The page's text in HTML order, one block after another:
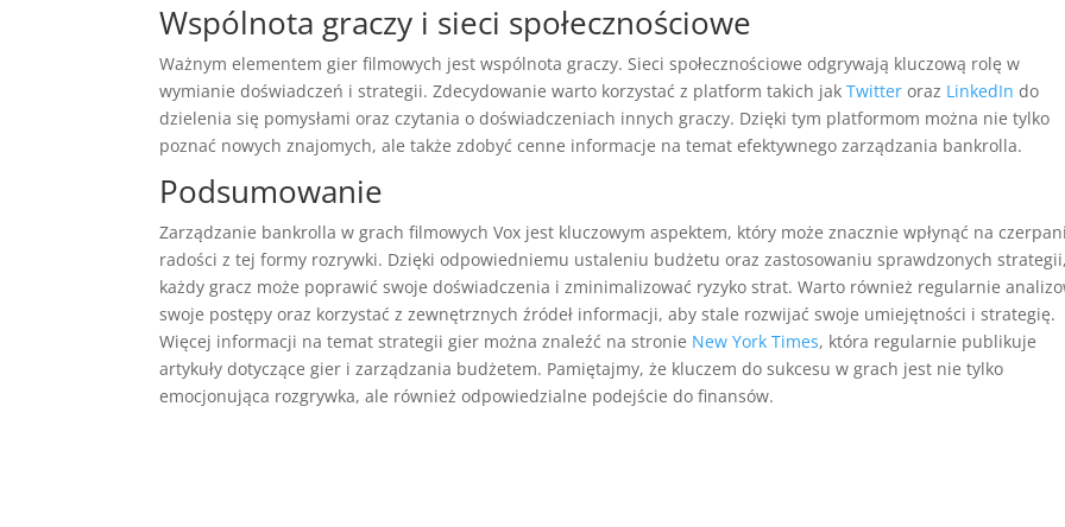
Wspólnota graczy i sieci społecznościowe
Ważnym elementem gier filmowych jest wspólnota graczy. Sieci społecznościowe odgrywają kluczową rolę w
wymianie doświadczeń i strategii. Zdecydowanie warto korzystać z platform takich jakTwitter oraz LinkedIn do
dzielenia się pomysłami oraz czytania o doświadczeniach innych graczy. Dzięki tym platformom można nie tylko
poznać nowych znajomych, ale także zdobyć cenne informacje na temat efektywnego zarządzania bankrolla.
Podsumowanie
Zarządzanie bankrolla w grach filmowych Vox jest kluczowym aspektem, który może znacznie wpłynąć na
radości z tej formy rozrywki. Dzięki odpowiedniemu ustaleniu budżetu oraz zastosowaniu sprawdzonych strategii,
każdy gracz może poprawić swoje doświadczenia i zminimalizować ryzyko strat. Warto również regularnie
swoje postępy oraz korzystać z zewnętrznych źródeł informacji, aby stale rozwijać swoje umiejętności i strategię.
Więcej informacji na temat strategii gier można znaleźć na stronie New York Times, która regularnie publikuje
artykuły dotyczące gier i zarządzania budżetem. Pamiętajmy, że kluczem do sukcesu w grach jest nie tylko
emocjonująca rozgrywka, ale również odpowiedzialne podejście do finansów.